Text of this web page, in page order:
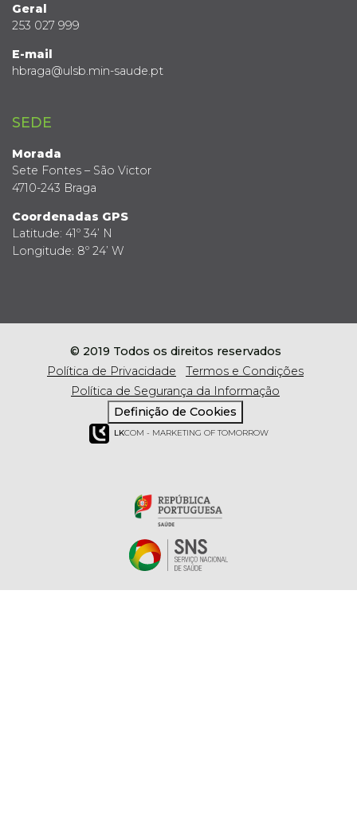
Geral
253 027 999
E-mail
hbraga@ulsb.min-saude.pt
SEDE
Morada
Sete Fontes – São Victor
4710-243 Braga
Coordenadas GPS
Latitude: 41º 34’ N
Longitude: 8º 24’ W
© 2019 Todos os direitos reservados
Política de Privacidade
Termos e Condições
Política de Segurança da Informação
Definição de Cookies
LKCOM - MARKETING OF TOMORROW